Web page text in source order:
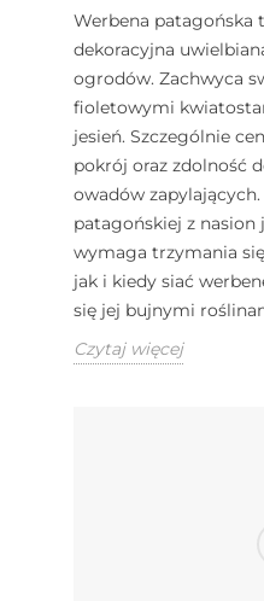
Werbena patagońska
dekoracyjna
ogrodów. Zachwyca
fioletowymi
jesień. Szczególnie
pokrój oraz zdolność
owadów
patagońskiej z nasion
wymaga trzymania
jak i kiedy siać
się jej bujnymi
Czytaj więcej